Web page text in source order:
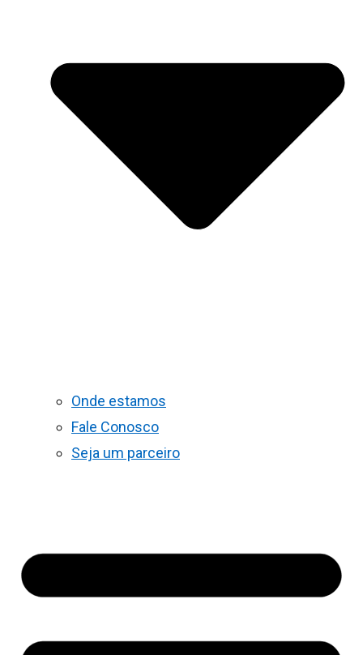
Onde estamos
Fale Conosco
Seja um parceiro